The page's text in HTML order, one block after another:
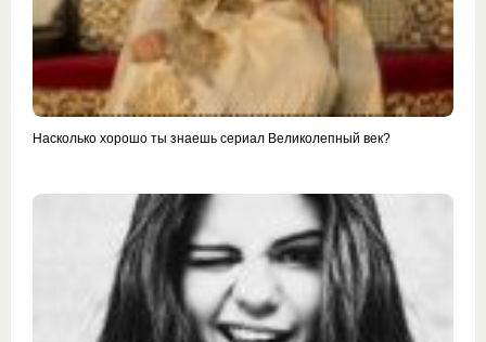
Насколько хорошо ты знаешь сериал Великолепный век?